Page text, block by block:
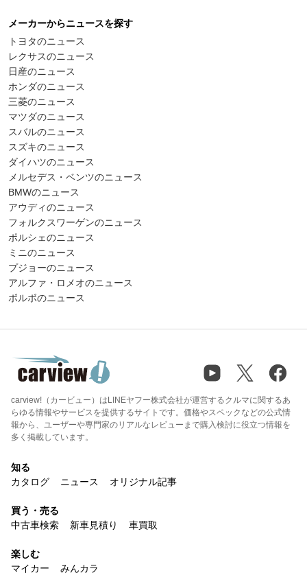
メーカーからニュースを探す
トヨタのニュース
レクサスのニュース
日産のニュース
ホンダのニュース
三菱のニュース
マツダのニュース
スバルのニュース
スズキのニュース
ダイハツのニュース
メルセデス・ベンツのニュース
BMWのニュース
アウディのニュース
フォルクスワーゲンのニュース
ポルシェのニュース
ミニのニュース
プジョーのニュース
アルファ・ロメオのニュース
ボルボのニュース
carview!（カービュー）はLINEヤフー株式会社が運営するクルマに関するあ
らゆる情報やサービスを提供するサイトです。価格やスペックなどの公式情
報から、ユーザーや専門家のリアルなレビューまで購入検討に役立つ情報を
多く掲載しています。
知る
カタログ
ニュース オリジナル記事
買う・売る
中古車検索
新車見積り 車買取
楽しむ
マイカー
みんカラ